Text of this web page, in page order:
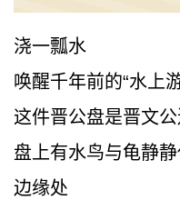
浇一瓢水
唤醒千年前的“水上
这件晋公盘是晋文
盘上有水鸟与龟静
边缘处